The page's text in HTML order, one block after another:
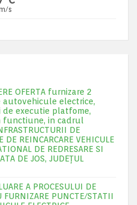
s
OFERTA furnizare 2
electrice,
de executie platfome,
functiune, in cadrul
DE
REINCARCARE VEHICULE
DE REDRESARE SI
DE JOS, JUDEŢUL
A PROCESULUI DE
PUNCTE/STATII